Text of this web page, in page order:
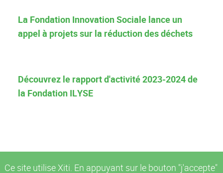
Ce site utilise Xiti. En appuyant sur le bouton "j'accepte"
La Fondation Innovation Sociale lance un
appel à projets sur la réduction des déchets
Découvrez le rapport d'activité 2023-2024 de
la Fondation ILYSE